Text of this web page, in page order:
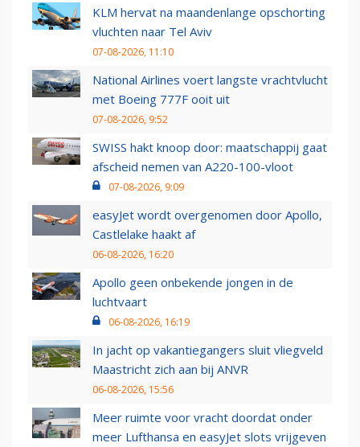
KLM hervat na maandenlange opschorting
vluchten naar Tel Aviv
07-08-2026, 11:10
National Airlines voert langste vrachtvlucht
met Boeing 777F ooit uit
07-08-2026, 9:52
SWISS hakt knoop door: maatschappij gaat
afscheid nemen van A220-100-vloot
07-08-2026, 9:09
easyJet wordt overgenomen door Apollo,
Castlelake haakt af
06-08-2026, 16:20
Apollo geen onbekende jongen in de
luchtvaart
06-08-2026, 16:19
In jacht op vakantiegangers sluit vliegveld
Maastricht zich aan bij ANVR
06-08-2026, 15:56
Meer ruimte voor vracht doordat onder
meer Lufthansa en easyJet slots vrijgeven